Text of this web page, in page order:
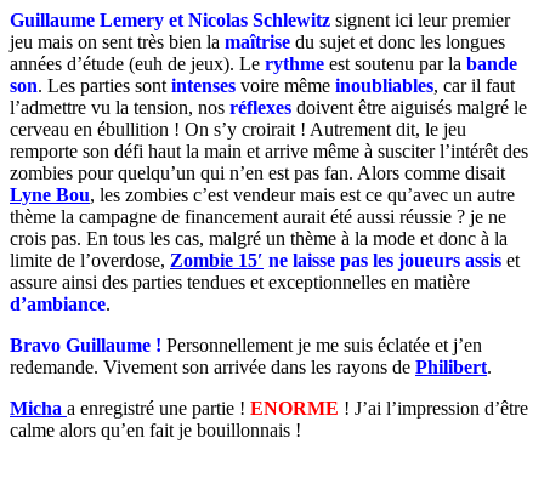
Guillaume Lemery et Nicolas Schlewitz signent ici leur premier
jeu mais on sent très bien la maîtrise du sujet et donc les longues
années d’étude (euh de jeux). Le rythme est soutenu par la bande
son. Les parties sont intenses voire même inoubliables, car il faut
l’admettre vu la tension, nos réflexes doivent être aiguisés malgré le
cerveau en ébullition ! On s’y croirait ! Autrement dit, le jeu
remporte son défi haut la main et arrive même à susciter l’intérêt des
zombies pour quelqu’un qui n’en est pas fan. Alors comme disait
Lyne Bou, les zombies c’est vendeur mais est ce qu’avec un autre
thème la campagne de financement aurait été aussi réussie ? je ne
crois pas. En tous les cas, malgré un thème à la mode et donc à la
limite de l’overdose, Zombie 15′ ne laisse pas les joueurs assis et
assure ainsi des parties tendues et exceptionnelles en matière
d’ambiance.
Bravo Guillaume ! Personnellement je me suis éclatée et j’en
redemande. Vivement son arrivée dans les rayons de Philibert.
Micha a enregistré une partie ! ENORME ! J’ai l’impression d’être
calme alors qu’en fait je bouillonnais !